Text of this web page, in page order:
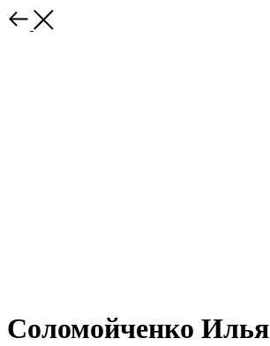
Соломойченко Илья